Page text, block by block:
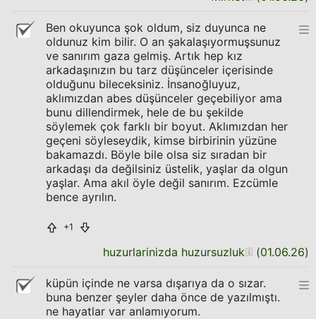
Ben okuyunca şok oldum, siz duyunca ne
oldunuz kim bilir. O an şakalaşıyormuşsunuz
ve sanırım gaza gelmiş. Artık hep kız
arkadaşınızın bu tarz düşünceler içerisinde
olduğunu bileceksiniz. İnsanoğluyuz,
aklımızdan abes düşünceler geçebiliyor ama
bunu dillendirmek, hele de bu şekilde
söylemek çok farklı bir boyut. Aklımızdan her
geçeni söyleseydik, kimse birbirinin yüzüne
bakamazdı. Böyle bile olsa siz sıradan bir
arkadaşı da değilsiniz üstelik, yaşlar da olgun
yaşlar. Ama akıl öyle değil sanırım. Ezcümle
bence ayrılın.
+1
huzurlarinizda huzursuzluk (01.06.26)
küpün içinde ne varsa dışarıya da o sızar.
buna benzer şeyler daha önce de yazılmıştı.
ne hayatlar var anlamıyorum.